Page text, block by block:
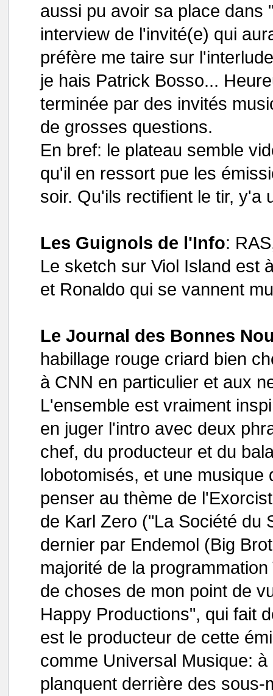
aussi pu avoir sa place dans
interview de l'invité(e) qui
préfère me taire sur
je hais Patrick Bosso...
terminée par des invités
de grosses questions.
En bref: le plateau semble
qu'il en ressort pue les
soir. Qu'ils rectifient le tir, y'a
Les Guignols de l'Info:
Le sketch sur Viol Island est
et Ronaldo qui se vannent
Le Journal des Bonnes
habillage rouge criard bien
à CNN en particulier et aux
L'ensemble est vraiment
en juger l'intro avec deux
chef, du producteur et du
lobotomisés, et une
penser au thème de
de Karl Zero ("La Société du
dernier par Endemol (Big
majorité de la
de choses de mon point de
Happy Productions", qui fait
est le producteur de cette
comme Universal Musique:
planquent derrière des